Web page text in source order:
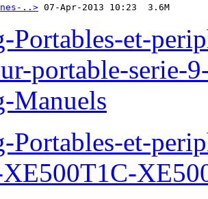
..> 07-Apr-2013 10:23  3.6M
Portables-et-
portable-serie-
Manuels
Portables-et-
XE500T1C-